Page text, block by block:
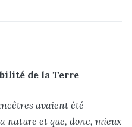
de la Terre
avaient été
nature et que, donc, mieux